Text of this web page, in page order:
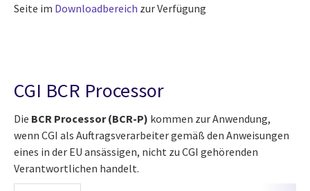
Seite im Downloadbereich zur Verfügung
CGI BCR Processor
Die BCR Processor (BCR-P) kommen zur Anwendung,
wenn CGI als Auftragsverarbeiter gemäß den Anweisungen
eines in der EU ansässigen, nicht zu CGI gehörenden
Verantwortlichen handelt.